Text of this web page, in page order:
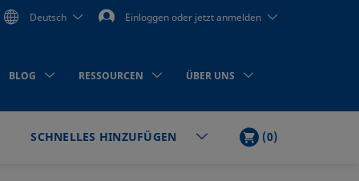
Deutsch Einloggen oder jetzt anmelden
BLOG RESSOURCEN ÜBER UNS
SCHNELLES HINZUFÜGEN WARENKORB
(0)ARTIKEL